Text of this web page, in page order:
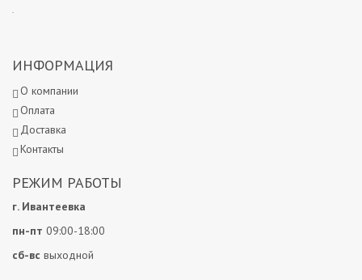
.
ИНФОРМАЦИЯ
О компании
Оплата
Доставка
Контакты
РЕЖИМ РАБОТЫ
г. Ивантеевка
пн-пт 09:00-18:00
сб-вс выходной